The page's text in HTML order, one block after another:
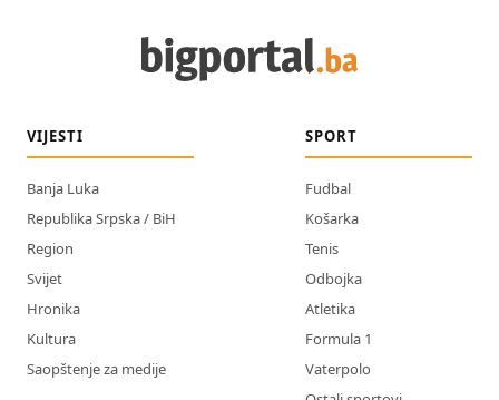
VIJESTI
Banja Luka
Republika Srpska / BiH
Region
Svijet
Hronika
Kultura
Saopštenje za medije
SPORT
Fudbal
Košarka
Tenis
Odbojka
Atletika
Formula 1
Vaterpolo